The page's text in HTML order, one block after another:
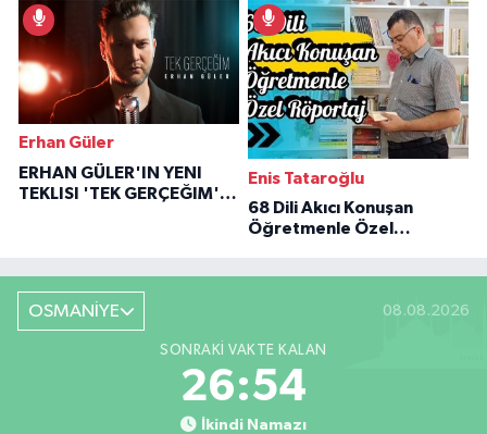
Erhan Güler
ERHAN GÜLER'IN YENI
TEKLISI 'TEK GERÇEĞIM'LE
Enis Tataroğlu
68 Dili Akıcı Konuşan
Öğretmenle Özel
OSMANİYE 08.08.2026
SONRAKI VAKTE KALAN
26:53
İkindi Namazı